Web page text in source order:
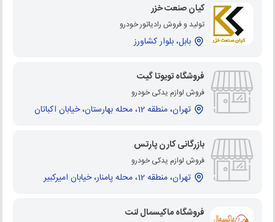
کیان صنعت خزر
تولید و فروش رادیاتور خودرو
بابل، بلوار کشاورز
فروشگاه تویوتا گیت
فروش لوازم یدکی خودرو
تهران، منطقه 12، محله بهارستان، خیابان اکباتان
بازرگانی کارن پارتس
فروش لوازم یدکی خودرو
تهران، منطقه 12، محله پامنار، خیابان امیرکبیر
فروشگاه ماکیسمال لنت